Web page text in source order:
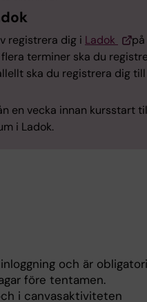
registrera dig i Ladok
terminer ska du
ska du registrera dig
en vecka innan kursstart
i Ladok.
och är
före tentamen.
i canvasaktiviteten